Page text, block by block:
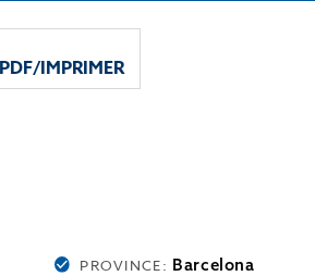
PDF/IMPRIMER
PROVINCE: Barcelona